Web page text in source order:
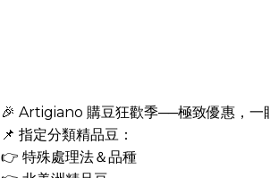
🎉 Artigiano 購豆狂歡季──極致優惠，一
📌 指定分類精品豆：
👉 特殊處理法＆品種